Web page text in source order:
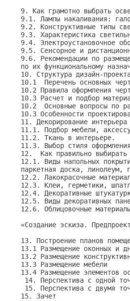
9. Как грамотно выбрать
9.1. Лампы накаливания:
9.2. Конструктивные типы
9.3. Характеристика
9.4. Электроустановочное
9.5. Сенсорное и
9.6. Рекомендации по
по их функциональному
10. Структура дизайн-
10.1  Перечень основных
10.2 Правила оформления
10.3 Расчет и подбор
10.2  Основные вопросы по
10.3 Особенности
11. Декорирование
11.1. Подбор мебели,
11.2. Ткань в интерьере.
11.3. Выбор стиля
12.  Как правильно выбирать
12.1. Виды напольных
паркетная доска, линолеум,
12.2. Лакокрасочные
12.3. Клеи, герметики,
12.4. Декоративные
12.5. Виды декоративных
12.6. Облицовочные
«Создание эскиза.
13. Построение планов
13.1 Размещение оконных и
13.2 Размещение
13.3 Размещение мебели
13.4 Размещение элементов
14. Перспектива с одной
15. Перспектива с двумя
15. Зачет